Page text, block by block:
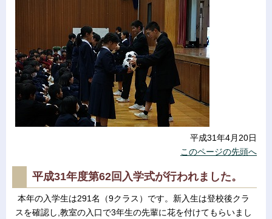
平成31年4月20日
このページの先頭へ
平成31年度第62回入学式が行われました。
本年の入学生は291名（9クラス）です。新入生は登校後クラ
スを確認し,教室の入口で3年生の先輩に花を付けてもらいまし